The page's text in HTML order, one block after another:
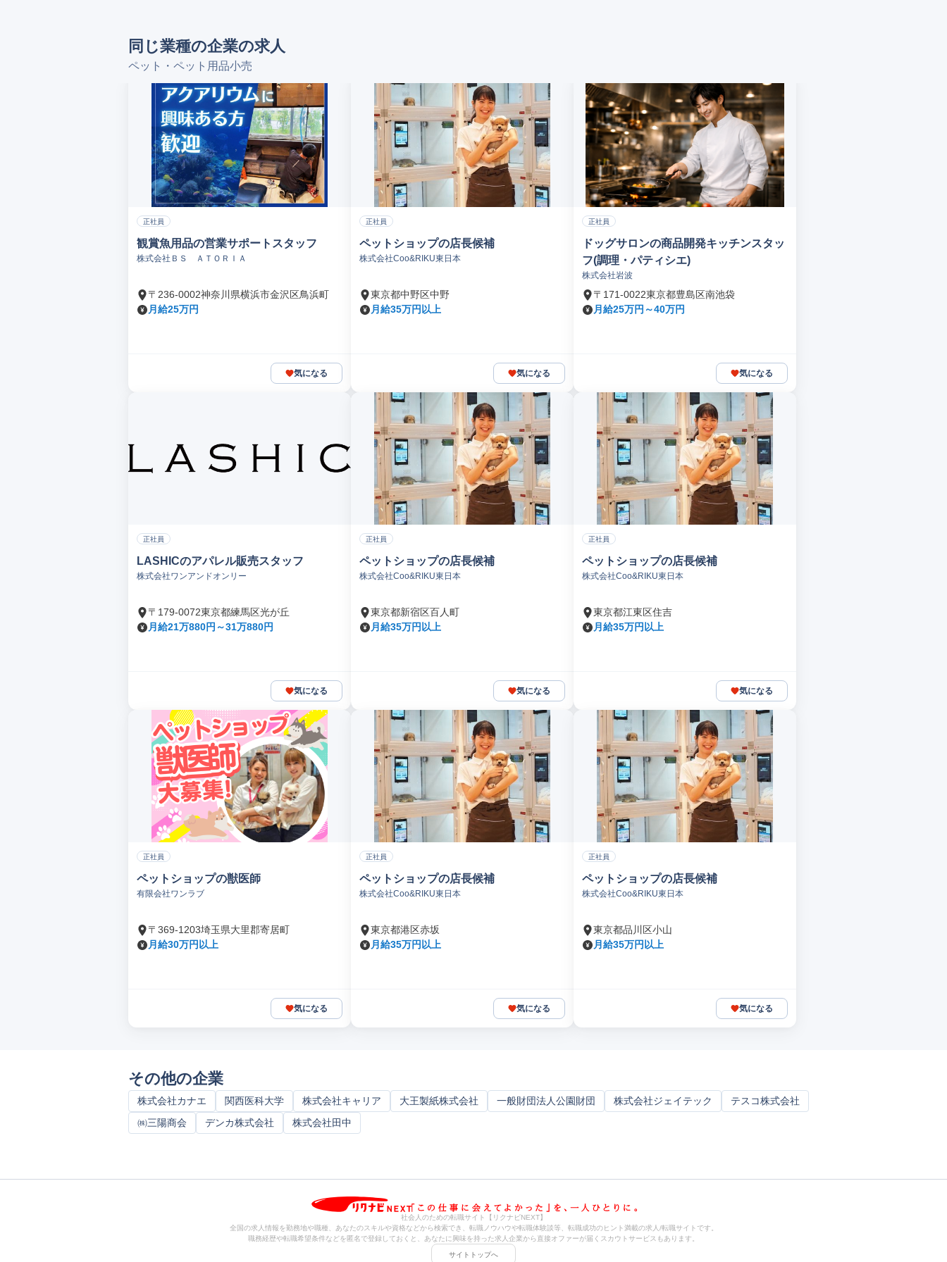
同じ業種の企業の求人
ペット・ペット用品小売
正社員
観賞魚用品の営業サポートスタッフ
株式会社ＢＳ ＡＴＯＲＩＡ
〒236-0002神奈川県横浜市金沢区鳥浜町
月給25万円
気になる
正社員
ペットショップの店長候補
株式会社Coo&RIKU東日本
東京都中野区中野
月給35万円以上
気になる
正社員
ドッグサロンの商品開発キッチンスタッ
フ(調理・パティシエ)
株式会社岩波
〒171-0022東京都豊島区南池袋
月給25万円～40万円
気になる
正社員
LASHICのアパレル販売スタッフ
株式会社ワンアンドオンリー
〒179-0072東京都練馬区光が丘
月給21万880円～31万880円
気になる
正社員
ペットショップの店長候補
株式会社Coo&RIKU東日本
東京都新宿区百人町
月給35万円以上
気になる
正社員
ペットショップの店長候補
株式会社Coo&RIKU東日本
東京都江東区住吉
月給35万円以上
気になる
正社員
ペットショップの獣医師
有限会社ワンラブ
〒369-1203埼玉県大里郡寄居町
月給30万円以上
気になる
正社員
ペットショップの店長候補
株式会社Coo&RIKU東日本
東京都港区赤坂
月給35万円以上
気になる
正社員
ペットショップの店長候補
株式会社Coo&RIKU東日本
東京都品川区小山
月給35万円以上
気になる
その他の企業
株式会社カナエ 関西医科大学 株式会社キャリア 大王製紙株式会社 一般財団法人公園財団 株式会社ジェイテック
テスコ株式会社
㈱三陽商会
デンカ株式会社 株式会社田中
社会人のための転職サイト【リクナビNEXT】
全国の求人情報を勤務地や職種、あなたのスキルや資格などから検索でき、転職ノウハウや転職体験談等、転職成功のヒント満載の求人/転職サイトです。
職務経歴や転職希望条件などを匿名で登録しておくと、あなたに興味を持った求人企業から直接オファーが届くスカウトサービスもあります。
サイトトップへ